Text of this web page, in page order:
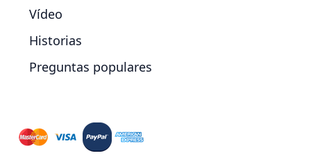
Vídeo
Historias
Preguntas populares